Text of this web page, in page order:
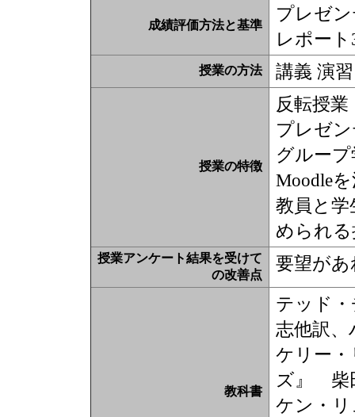
成績評価方法と基準
プレゼ
レポー
授業の方法 講義 演習
授業の特徴
反転授業
プレゼ
グルー
Moodle
教員と学
められ
授業アンケート結果を受けて
の改善点
要望が
教科書
テッド
志他訳、
ケリー
ズ』 柴
ケン・